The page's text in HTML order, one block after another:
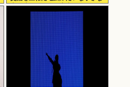
犬を連れてる人、本当に醜い」←